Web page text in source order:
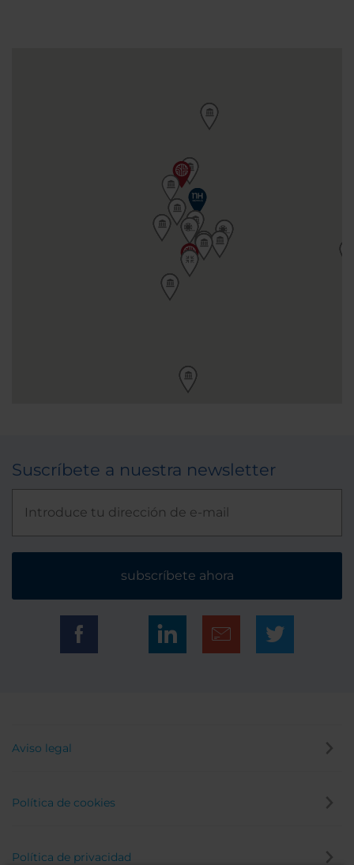
Suscríbete a nuestra newsletter
subscríbete ahora
Aviso legal
Política de cookies
Política de privacidad